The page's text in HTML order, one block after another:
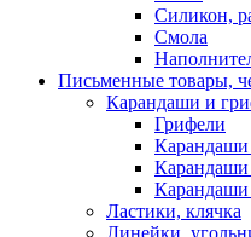
Силикон,
Смола
Письменные товары,
Карандаши и
Грифели
Карандаши
Карандаши
Карандаши
Ластики, клячка
Линейки,